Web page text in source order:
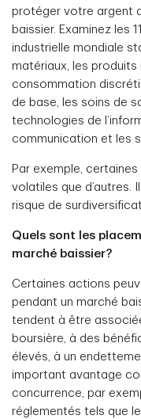
protéger votre argent
baissier. Examinez les
industrielle mondiale
matériaux, les produits
consommation
de base, les soins de
technologies de
communication et les
Par exemple,
volatiles que d’autres.
risque de
Quels sont les
marché baissier?
Certaines actions
pendant un marché
tendent à être
boursière, à des
élevés, à un
important avantage
concurrence, par
réglementés tels que